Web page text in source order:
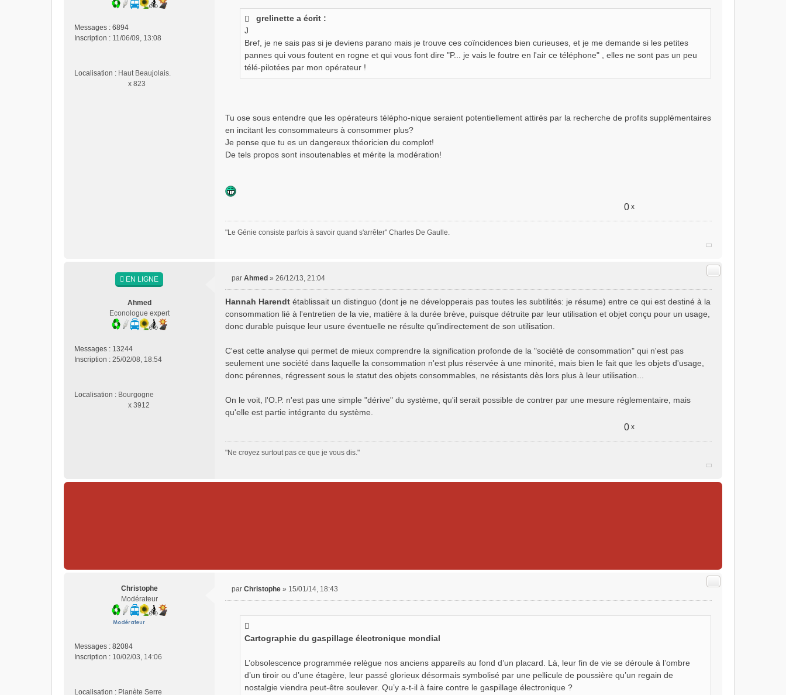
Messages : 6894
Inscription : 11/06/09, 13:08
Localisation : Haut Beaujolais.
x 823
grelinette a écrit :
J
Bref, je ne sais pas si je deviens parano mais je trouve ces coïncidences bien curieuses, et je me demande si les petites
pannes qui vous foutent en rogne et qui vous font dire "P... je vais le foutre en l'air ce téléphone" , elles ne sont pas un peu
télé-pilotées par mon opérateur !
Tu ose sous entendre que les opérateurs télépho-nique seraient potentiellement attirés par la recherche de profits supplémentaires
en incitant les consommateurs à consommer plus?
Je pense que tu es un dangereux théoricien du complot!
De tels propos sont insoutenables et mérite la modération!
0 x
"Le Génie consiste parfois à savoir quand s'arrêter" Charles De Gaulle.
EN LIGNE
Ahmed
Econologue expert
Messages : 13244
Inscription : 25/02/08, 18:54
Localisation : Bourgogne
x 3912
Citer
s
s
a
e
n
u
par Ahmed » 26/12/13, 21:04
Hannah Harendt établissait un distinguo (dont je ne développerais pas toutes les subtilités: je résume) entre ce qui est destiné à la
consommation lié à l'entretien de la vie, matière à la durée brève, puisque détruite par leur utilisation et objet conçu pour un usage,
donc durable puisque leur usure éventuelle ne résulte qu'indirectement de son utilisation.
C'est cette analyse qui permet de mieux comprendre la signification profonde de la "société de consommation" qui n'est pas
seulement une société dans laquelle la consommation n'est plus réservée à une minorité, mais bien le fait que les objets d'usage,
donc pérennes, régressent sous le statut des objets consommables, ne résistants dès lors plus à leur utilisation...
On le voit, l'O.P. n'est pas une simple "dérive" du système, qu'il serait possible de contrer par une mesure réglementaire, mais
qu'elle est partie intégrante du système.
0 x
"Ne croyez surtout pas ce que je vous dis."
Christophe
Modérateur
Messages : 82084
Inscription : 10/02/03, 14:06
Localisation : Planète Serre
Citer
par Christophe » 15/01/14, 18:43
Cartographie du gaspillage électronique mondial
L’obsolescence programmée relègue nos anciens appareils au fond d’un placard. Là, leur fin de vie se déroule à l’ombre
d’un tiroir ou d’une étagère, leur passé glorieux désormais symbolisé par une pellicule de poussière qu’un regain de
nostalgie viendra peut-être soulever. Qu’y a-t-il à faire contre le gaspillage électronique ?